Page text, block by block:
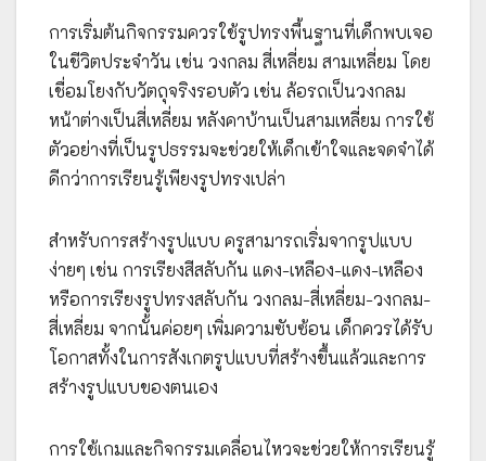
การเริ่มต้นกิจกรรมควรใช้รูปทรงพื้นฐานที่เด็กพบเจอ
ในชีวิตประจำวัน เช่น วงกลม สี่เหลี่ยม สามเหลี่ยม โดย
เชื่อมโยงกับวัตถุจริงรอบตัว เช่น ล้อรถเป็นวงกลม
หน้าต่างเป็นสี่เหลี่ยม หลังคาบ้านเป็นสามเหลี่ยม การใช้
ตัวอย่างที่เป็นรูปธรรมจะช่วยให้เด็กเข้าใจและจดจำได้
ดีกว่าการเรียนรู้เพียงรูปทรงเปล่า
สำหรับการสร้างรูปแบบ ครูสามารถเริ่มจากรูปแบบ
ง่ายๆ เช่น การเรียงสีสลับกัน แดง-เหลือง-แดง-เหลือง
หรือการเรียงรูปทรงสลับกัน วงกลม-สี่เหลี่ยม-วงกลม-
สี่เหลี่ยม จากนั้นค่อยๆ เพิ่มความซับซ้อน เด็กควรได้รับ
โอกาสทั้งในการสังเกตรูปแบบที่สร้างขึ้นแล้วและการ
สร้างรูปแบบของตนเอง
การใช้เกมและกิจกรรมเคลื่อนไหวจะช่วยให้การเรียนรู้